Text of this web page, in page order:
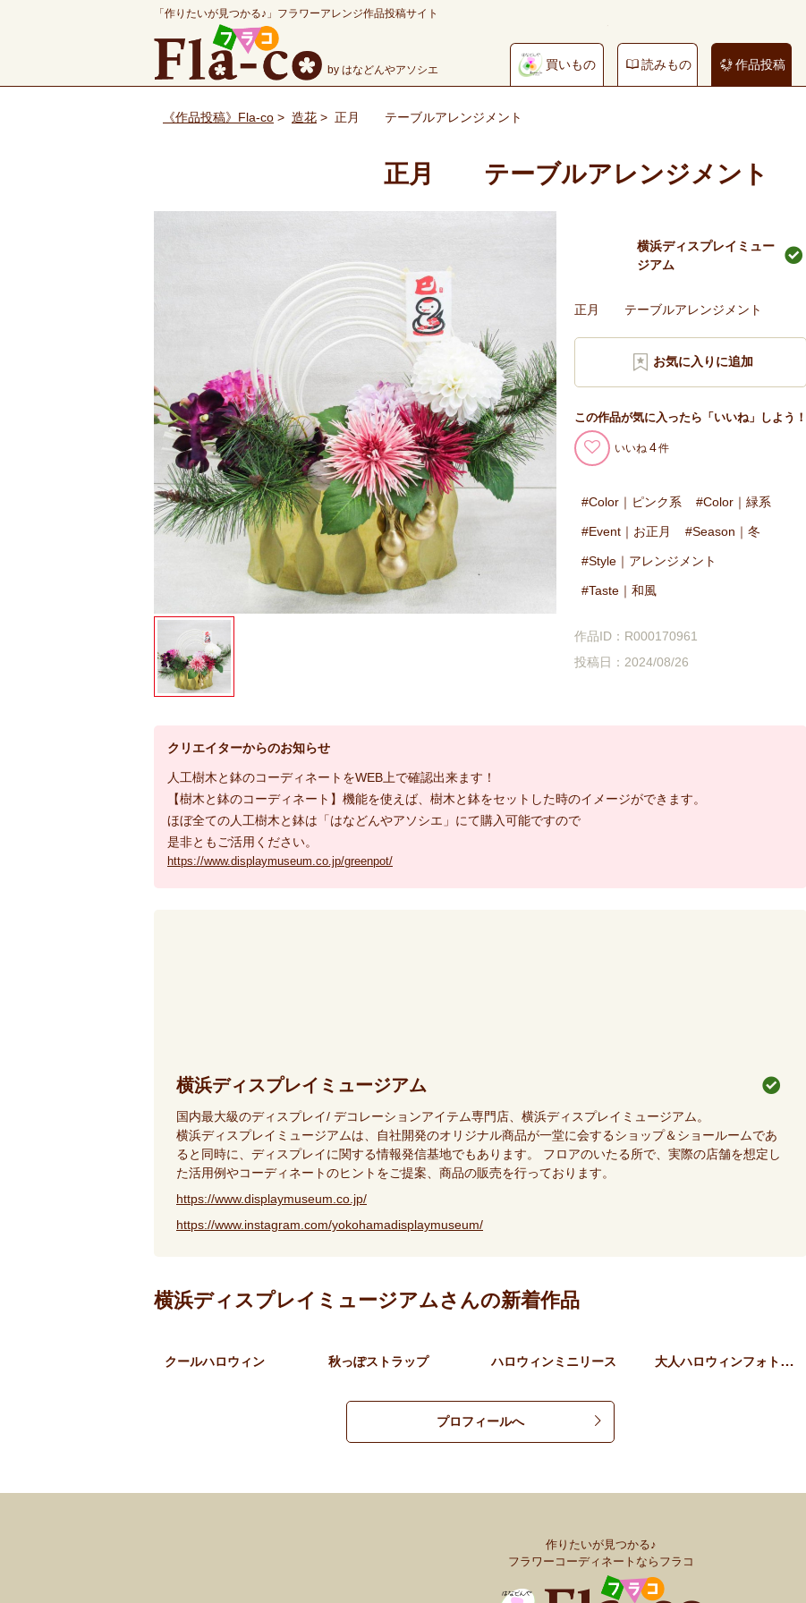
「作りたいが見つかる♪」フラワーアレンジ作品投稿サイト
by はなどんやアソシエ 買いもの 読みもの 作品投稿
《作品投稿》Fla-co > 造花 > 正月 テーブルアレンジメント
正月 テーブルアレンジメント
横浜ディスプレイミュー
ジアム
正月 テーブルアレンジメント
この作品が気に入ったら「いいね」しよう！
いいね 4
Color｜ピンク系 Color｜緑系
Event｜お正月 Season｜冬
Style｜アレンジメント
Taste｜和風
作品ID：R000170961
投稿日：2024/08/26
クリエイターからのお知らせ
人工樹木と鉢のコーディネートをWEB上で確認出来ます！
【樹木と鉢のコーディネート】機能を使えば、樹木と鉢をセットした時のイメージができます。
ほぼ全ての人工樹木と鉢は「はなどんやアソシエ」にて購入可能ですので
是非ともご活用ください。
https://www.displaymuseum.co.jp/greenpot/
横浜ディスプレイミュージアム
国内最大級のディスプレイ/ デコレーションアイテム専門店、横浜ディスプレイミュージアム。
横浜ディスプレイミュージアムは、自社開発のオリジナル商品が一堂に会するショップ＆ショールームであ
ると同時に、ディスプレイに関する情報発信基地でもあります。 フロアのいたる所で、実際の店舗を想定し
た活用例やコーディネートのヒントをご提案、商品の販売を行っております。
https://www.displaymuseum.co.jp/
https://www.instagram.com/yokohamadisplaymuseum/
横浜ディスプレイミュージアムさんの新着作品
クールハロウィン 秋っぽストラップ ハロウィンミニリース 大人ハロウィンフォトスポッ…
プロフィールへ
作りたいが見つかる♪
フラワーコーディネートならフラコ